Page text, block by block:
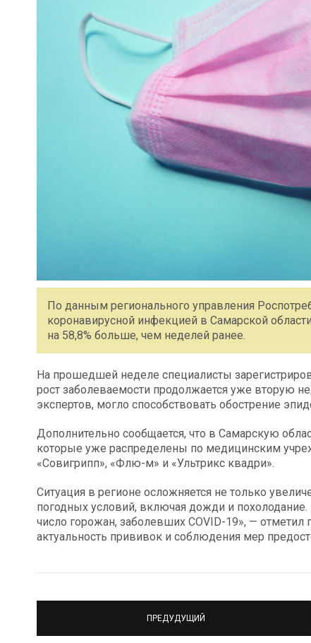
По данным регионального управления
коронавирусной инфекцией в Самарской
на 58,8% больше, чем неделей ранее.
На прошедшей неделе специалисты
рост заболеваемости продолжается уже вторую
экспертов, могло способствовать обострение
Дополнительно сообщается, что в Самарскую
которые уже распределены по медицинским
«Совигрипп», «Флю-м» и «Ультрикс квадри».
Ситуация в регионе осложняется не только
погодных условий, включая дожди и
число горожан, заболевших COVID-19», — отметил
актуальность прививок и соблюдения мер
ПРЕДУДУЩИЙ